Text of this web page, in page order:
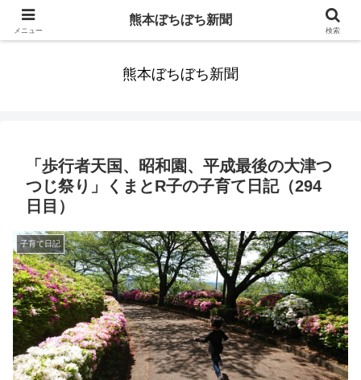
みんなまだ気づかずすごしていたんだわ。ずっといっしょに歩いてゆけるっ
熊本ぼちぼち新聞
「歩行者天国、昭和園、平成最後の大津つ
つじ祭り」くまとR子の子育て日記（294
日目）
子育て日記
メニュー
熊本ぼちぼち新聞
検索